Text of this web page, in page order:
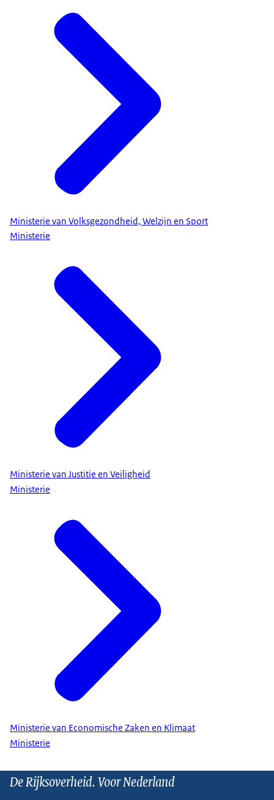
Ministerie van Volksgezondheid, Welzijn en Sport
Ministerie
Ministerie van Justitie en Veiligheid
Ministerie
Ministerie van Economische Zaken en Klimaat
Ministerie
De Rijksoverheid. Voor Nederland